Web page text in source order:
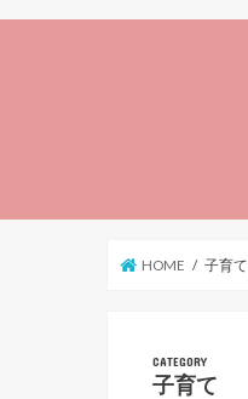
HOME 子育て
子育て